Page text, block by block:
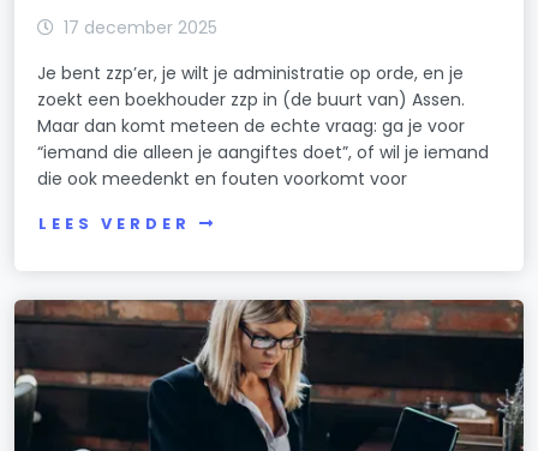
17 december 2025
Je bent zzp’er, je wilt je administratie op orde, en je
zoekt een boekhouder zzp in (de buurt van) Assen.
Maar dan komt meteen de echte vraag: ga je voor
“iemand die alleen je aangiftes doet”, of wil je iemand
die ook meedenkt en fouten voorkomt voor
LEES VERDER